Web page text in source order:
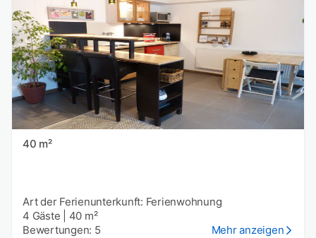
40 m²
Art der Ferienunterkunft: Ferienwohnung
4 Gäste
40 m²
Bewertungen: 5
Mehr anzeigen